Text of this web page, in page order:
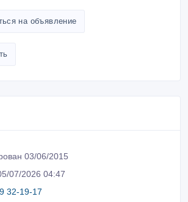
на объявление
03/06/2015
07/2026 04:47
32-19-17